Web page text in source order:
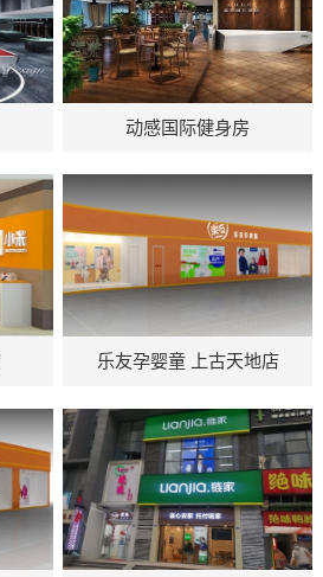
地址：东莞市 动感国际健
身房
动感国际健身房
地址：乐友孕婴童 成都龙
乐友孕婴童 上古天地店